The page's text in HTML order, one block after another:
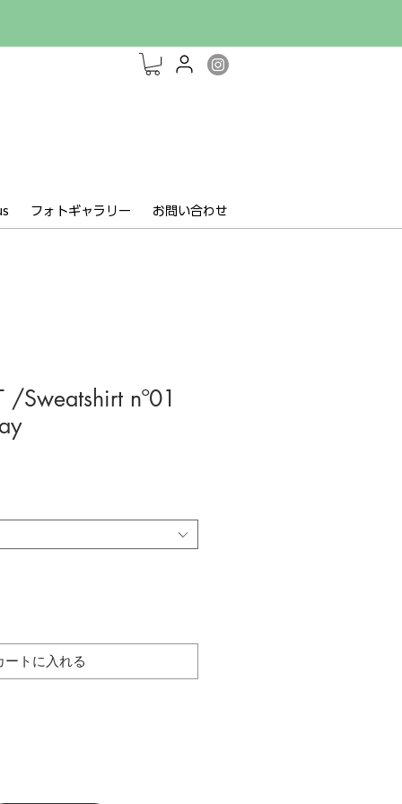
フォトギャラリー お問い合わせ
/Sweatshirt nº01
ートに入れる